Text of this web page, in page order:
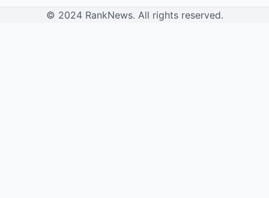
© 2024 RankNews. All rights reserved.